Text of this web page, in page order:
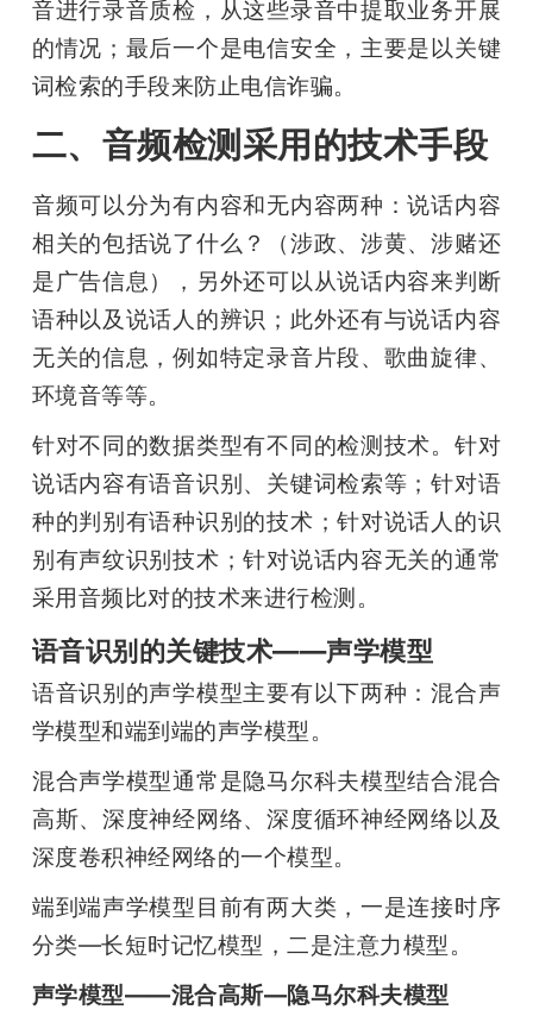
音进行录音质检，从这些录音中提取业务开展
的情况；最后一个是电信安全，主要是以关键
词检索的手段来防止电信诈骗。
二、音频检测采用的技术手段
音频可以分为有内容和无内容两种：说话内容
相关的包括说了什么？（涉政、涉黄、涉赌还
是广告信息），另外还可以从说话内容来判断
语种以及说话人的辨识；此外还有与说话内容
无关的信息，例如特定录音片段、歌曲旋律、
环境音等等。
针对不同的数据类型有不同的检测技术。针对
说话内容有语音识别、关键词检索等；针对语
种的判别有语种识别的技术；针对说话人的识
别有声纹识别技术；针对说话内容无关的通常
采用音频比对的技术来进行检测。
语音识别的关键技术——声学模型
语音识别的声学模型主要有以下两种：混合声
学模型和端到端的声学模型。
混合声学模型通常是隐马尔科夫模型结合混合
高斯、深度神经网络、深度循环神经网络以及
深度卷积神经网络的一个模型。
端到端声学模型目前有两大类，一是连接时序
分类—长短时记忆模型，二是注意力模型。
声学模型——混合高斯—隐马尔科夫模型